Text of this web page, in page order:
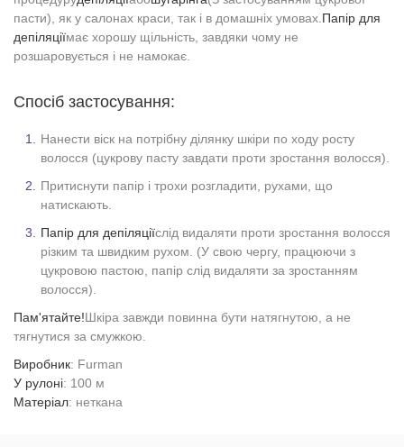
пасти), як у салонах краси, так і в домашніх умовах. Папір для
депіляціїмає хорошу щільність, завдяки чому не
розшаровується і не намокає.
Спосіб застосування:
Нанести віск на потрібну ділянку шкіри по ходу росту
волосся (цукрову пасту завдати проти зростання волосся).
Притиснути папір і трохи розгладити, рухами, що
натискають.
Папір для депіляціїслід видаляти проти зростання волосся
різким та швидким рухом. (У свою чергу, працюючи з
цукровою пастою, папір слід видаляти за зростанням
волосся).
Пам'ятайте!Шкіра завжди повинна бути натягнутою, а не
тягнутися за смужкою.
Виробник: Furman
У рулоні: 100 м
Матеріал: неткана